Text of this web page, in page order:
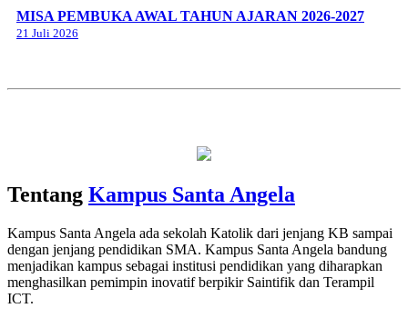
MISA PEMBUKA AWAL TAHUN AJARAN 2026-2027
21 Juli 2026
Tentang Kampus Santa Angela
Kampus Santa Angela ada sekolah Katolik dari jenjang KB sampai
dengan jenjang pendidikan SMA. Kampus Santa Angela bandung
menjadikan kampus sebagai institusi pendidikan yang diharapkan
menghasilkan pemimpin inovatif berpikir Saintifik dan Terampil
ICT.